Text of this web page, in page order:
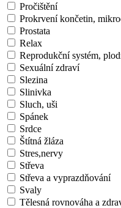
Pročištění
Prokrvení končetin,
Prostata
Relax
Reprodukční systém,
Sexuální zdraví
Slezina
Slinivka
Sluch, uši
Spánek
Srdce
Štítná žláza
Stres,nervy
Střeva
Střeva a vyprazdňování
Svaly
Tělesná rovnováha a